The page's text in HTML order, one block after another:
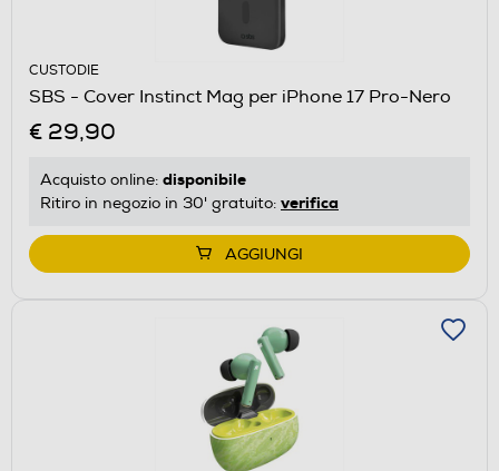
CUSTODIE
SBS - Cover Instinct Mag per iPhone 17 Pro-Nero
€ 29,90
Acquisto online: disponibile
Ritiro in negozio in 30' gratuito: verifica
AGGIUNGI